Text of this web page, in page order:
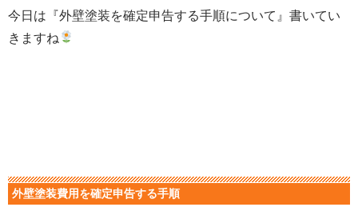
今日は『外壁塗装を確定申告する手順について』書いてい
きますね
外壁塗装費用を確定申告する手順